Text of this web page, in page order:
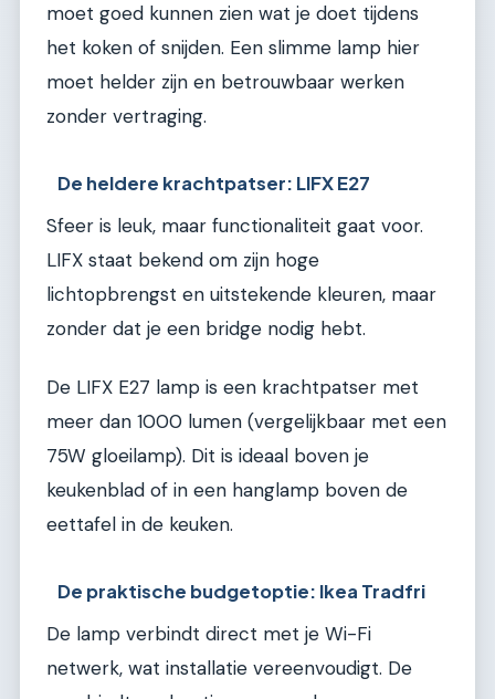
moet goed kunnen zien wat je doet tijdens
het koken of snijden. Een slimme lamp hier
moet helder zijn en betrouwbaar werken
zonder vertraging.
De heldere krachtpatser: LIFX E27
Sfeer is leuk, maar functionaliteit gaat voor.
LIFX staat bekend om zijn hoge
lichtopbrengst en uitstekende kleuren, maar
zonder dat je een bridge nodig hebt.
De LIFX E27 lamp is een krachtpatser met
meer dan 1000 lumen (vergelijkbaar met een
75W gloeilamp). Dit is ideaal boven je
keukenblad of in een hanglamp boven de
eettafel in de keuken.
De praktische budgetoptie: Ikea Tradfri
De lamp verbindt direct met je Wi-Fi
netwerk, wat installatie vereenvoudigt. De